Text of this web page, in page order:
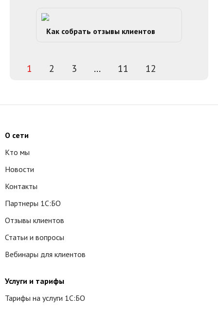
Как собрать отзывы клиентов
1 2 3 ... 11 12
О сети
Кто мы
Новости
Контакты
Партнеры 1С:БО
Отзывы клиентов
Статьи и вопросы
Вебинары для клиентов
Услуги и тарифы
Тарифы на услуги 1С:БО